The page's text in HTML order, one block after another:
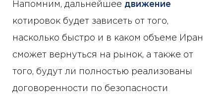
Напомним, дальнейшее движение
котировок будет зависеть от того,
насколько быстро и в каком объеме Иран
сможет вернуться на рынок, а также от
того, будут ли полностью реализованы
договоренности по безопасности